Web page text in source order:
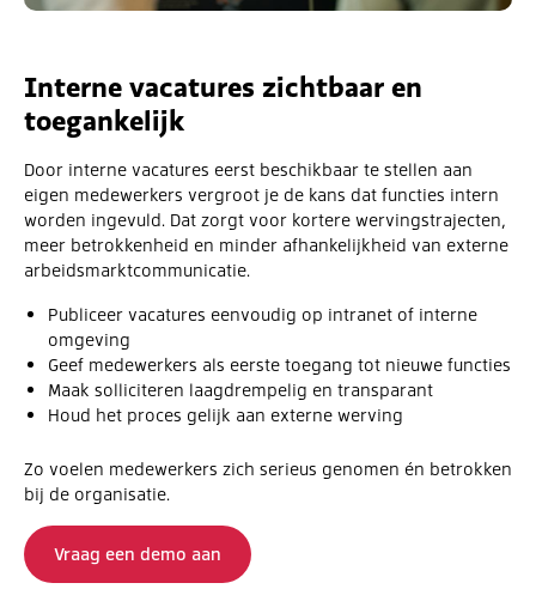
Interne vacatures zichtbaar en
toegankelijk
Door interne vacatures eerst beschikbaar te stellen aan
eigen medewerkers vergroot je de kans dat functies intern
worden ingevuld. Dat zorgt voor kortere wervingstrajecten,
meer betrokkenheid en minder afhankelijkheid van externe
arbeidsmarktcommunicatie.
Publiceer vacatures eenvoudig op intranet of interne
omgeving
Geef medewerkers als eerste toegang tot nieuwe functies
Maak solliciteren laagdrempelig en transparant
Houd het proces gelijk aan externe werving
Zo voelen medewerkers zich serieus genomen én betrokken
bij de organisatie.
Vraag een demo aan